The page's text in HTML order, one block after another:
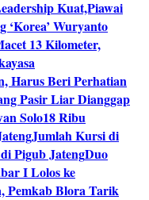
Kuat,Piawai
‘Korea’ Wuryanto
13 Kilometer,
Harus Beri Perhatian
Pasir Liar Dianggap
Solo18 Ribu
Jumlah Kursi di
Pigub JatengDuo
I Lolos ke
Pemkab Blora Tarik